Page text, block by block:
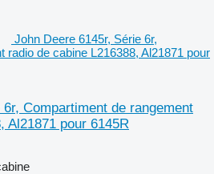
John Deere 6145r, Série 6r,
radio de cabine L216388, Al21871 pour
Compartiment de rangement
Al21871 pour 6145R